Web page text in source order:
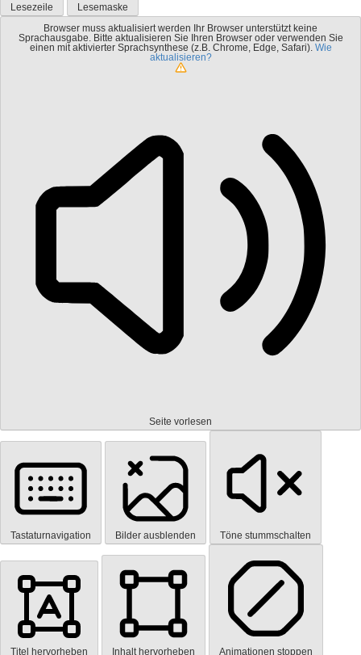
Lesezeile
Lesemaske
Browser muss aktualisiert werden Ihr Browser unterstützt keine
Sprachausgabe. Bitte aktualisieren Sie Ihren Browser oder verwenden Sie
einen mit aktivierter Sprachsynthese (z.B. Chrome, Edge, Safari). Wie
aktualisieren?
Seite vorlesen
Tastaturnavigation Bilder ausblenden Töne stummschalten
Titel hervorheben Inhalt hervorheben Animationen stoppen